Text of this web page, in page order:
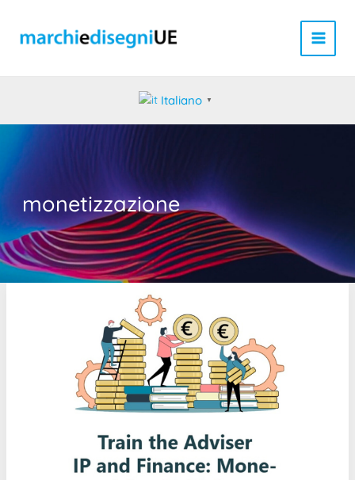
contenuto
Italiano ▼
monetizzazione